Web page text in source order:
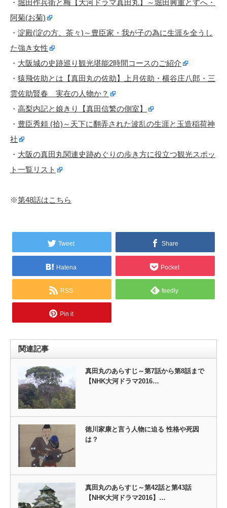
・ 堀田作兵衛と梅【大河ドラマ真田丸】～堀田興重とすへ・
阿菊(お菊)
・ 淀殿(淀の方、茶々)～豊臣家・我が子の為に生涯を全うし
た強き女性
・ 大阪城の史跡巡り観光堪能2時間コースのご紹介
・ 猿飛佐助とは【真田丸の佐助】上月佐助・横谷庄八郎・三
雲佐助賢春 実在の人物か？
・ 高梨内記と娘きり【真田信繁の側室】
・ 豊臣秀頼 (拾)～天下に翻弄された波乱の生涯と玉造稲荷神
社
・ 大阪の真田丸関連史跡めぐりの歩き方に役立つ観光スポッ
ト一覧リスト
※第48話はこちら
Tweet Share
Hatena Pocket
RSS feedly
Pin it
関連記事
真田丸のあらすじ～第7話から第8話まで
【NHK大河ドラマ2016…
徳川家康と言う人物に迫る 性格や死因
は？
真田丸のあらすじ～第42話と第43話
【NHK大河ドラマ2016】…